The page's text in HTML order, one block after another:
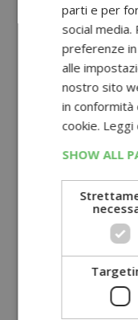
parti e per
social
preferenze
alle
nostro sito
in conformità
cookie. Leggi
SHOW ALL